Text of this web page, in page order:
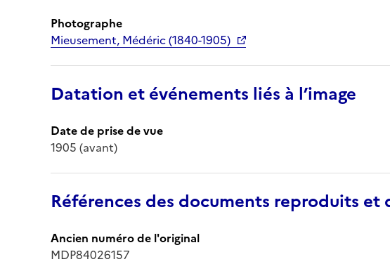
Photographe
Mieusement, Médéric (1840-1905)
Datation et événements liés à l’image
Date de prise de vue
1905 (avant)
Références des documents reproduits
Ancien numéro de l'original
MDP84026157